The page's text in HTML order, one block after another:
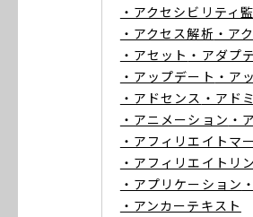
・アクセシビリティ
・アクセス解析 ・ア
・アセット ・アダプ
・アップデート ・ア
・アドセンス ・アド
・アニメーション ・
・アフィリエイトマ
・アフィリエイトリ
・アプリケーション
・アンカーテキスト